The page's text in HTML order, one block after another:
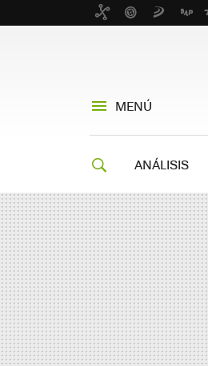
MENÚ
ANÁLISIS